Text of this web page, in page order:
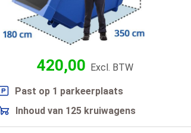
420,00 Excl. BTW
Past op 1 parkeerplaats
Inhoud van 125 kruiwagens